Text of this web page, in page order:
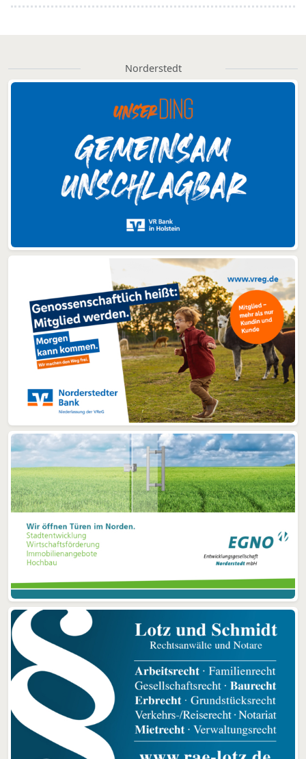
Norderstedt